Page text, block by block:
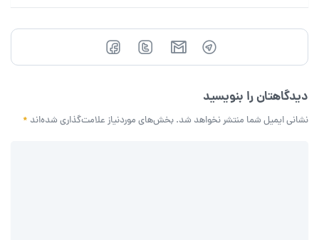
دیدگاهتان را بنویسید
نشانی ایمیل شما منتشر نخواهد شد. بخش‌های موردنیاز علامت‌گذاری شده‌اند *